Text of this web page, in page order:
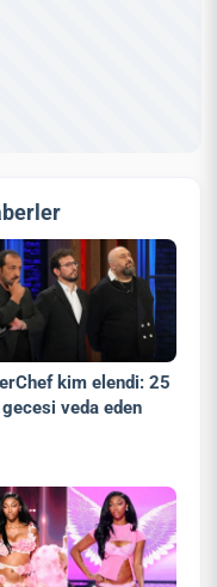
kim elendi: 25
veda eden